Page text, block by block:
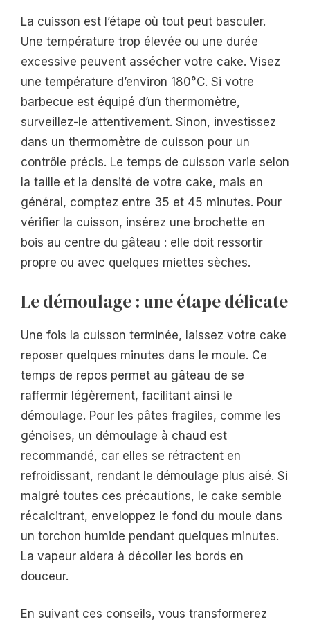
La cuisson est l’étape où tout peut basculer.
Une température trop élevée ou une durée
excessive peuvent assécher votre cake. Visez
une température d’environ 180°C. Si votre
barbecue est équipé d’un thermomètre,
surveillez-le attentivement. Sinon, investissez
dans un thermomètre de cuisson pour un
contrôle précis. Le temps de cuisson varie selon
la taille et la densité de votre cake, mais en
général, comptez entre 35 et 45 minutes. Pour
vérifier la cuisson, insérez une brochette en
bois au centre du gâteau : elle doit ressortir
propre ou avec quelques miettes sèches.
Le démoulage : une étape délicate
Une fois la cuisson terminée, laissez votre cake
reposer quelques minutes dans le moule. Ce
temps de repos permet au gâteau de se
raffermir légèrement, facilitant ainsi le
démoulage. Pour les pâtes fragiles, comme les
génoises, un démoulage à chaud est
recommandé, car elles se rétractent en
refroidissant, rendant le démoulage plus aisé. Si
malgré toutes ces précautions, le cake semble
récalcitrant, enveloppez le fond du moule dans
un torchon humide pendant quelques minutes.
La vapeur aidera à décoller les bords en
douceur.
En suivant ces conseils, vous transformerez